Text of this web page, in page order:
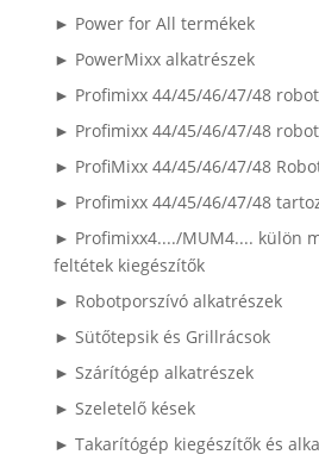
► Power for All termékek
► PowerMixx alkatrészek
► Profimixx 44/45/46/47/48
► Profimixx 44/45/46/47/48
► ProfiMixx 44/45/46/47/48
► Profimixx 44/45/46/47/48
► Profimixx4..../MUM4.... külön
feltétek kiegészítők
► Robotporszívó alkatrészek
► Sütőtepsik és Grillrácsok
► Szárítógép alkatrészek
► Szeletelő kések
► Takarítógép kiegészítők és